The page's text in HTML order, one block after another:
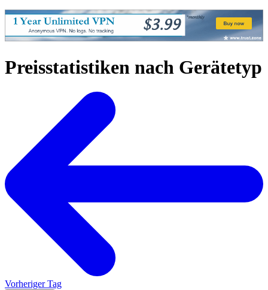
Preisstatistiken nach Gerätetyp
Vorheriger Tag